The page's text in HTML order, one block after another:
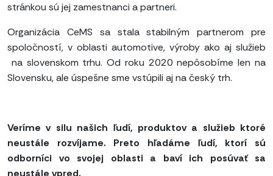
stránkou sú jej zamestnanci a partneri.
Organizácia CeMS sa stala stabilným partnerom pre
spoločností, v oblasti automotive, výroby ako aj služieb
na slovenskom trhu. Od roku 2020 nepôsobíme len na
Slovensku, ale úspešne sme vstúpili aj na český trh.
Veríme v silu našich ľudí, produktov a služieb ktoré
neustále rozvíjame. Preto hľadáme ľudí, ktorí sú
odborníci vo svojej oblasti a baví ich posúvať sa
neustále vpred.